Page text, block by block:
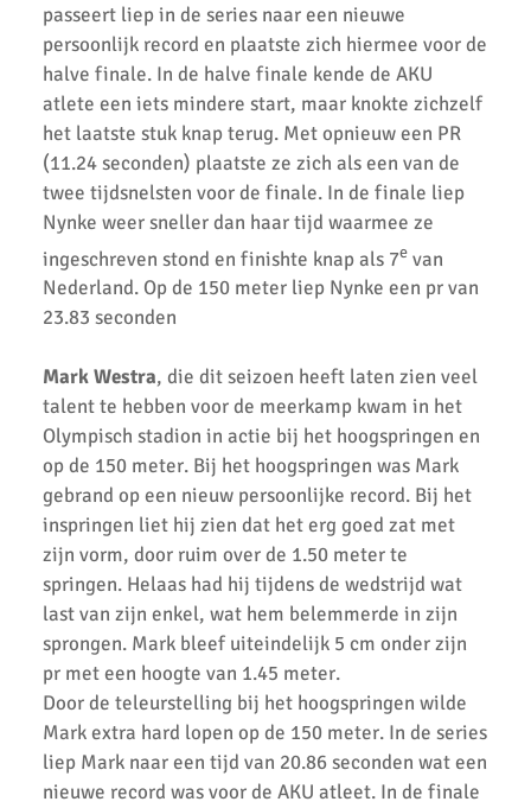
AKU Uithoorn Clubkampioenschappen 2021
Pupillen Finale 2021
Record aantal AKU atleten geplaatst voor competitie finale.
Goede oogst in Amsterdam voor AKU junioren
Onderlinge Competitie 5 Juni 2021
Pupillencompetitie bij AKU groot succes
Virtuele wedstrijd AKU junioren geslaagd!
AH Jos van den Berg kidsrun in winterse kou bij AKU
Succesvolle Interne Cross Competitie AKU
3e AKU Corona Cross
2e AKU Corona Cross
1e AKU Corona Cross
Veel enthousiaste kinderen op AKU Open Dag 2020
AKU-atleten laten zich zien bij de finale van de crosscompetitie
De Springschans winnaar wisselbeker GeZZinsloop Uithoorns
Mooiste 2020
Geweldige crosscompetitie bij AKU
passeert liep in de series naar een nieuwe
persoonlijk record en plaatste zich hiermee voor de
halve finale. In de halve finale kende de AKU
atlete een iets mindere start, maar knokte zichzelf
het laatste stuk knap terug. Met opnieuw een PR
(11.24 seconden) plaatste ze zich als een van de
twee tijdsnelsten voor de finale. In de finale liep
Nynke weer sneller dan haar tijd waarmee ze
ingeschreven stond en finishte knap als 7e van
Nederland. Op de 150 meter liep Nynke een pr van
23.83 seconden
Mark Westra, die dit seizoen heeft laten zien veel
talent te hebben voor de meerkamp kwam in het
Olympisch stadion in actie bij het hoogspringen en
op de 150 meter. Bij het hoogspringen was Mark
gebrand op een nieuw persoonlijke record. Bij het
inspringen liet hij zien dat het erg goed zat met
zijn vorm, door ruim over de 1.50 meter te
springen. Helaas had hij tijdens de wedstrijd wat
last van zijn enkel, wat hem belemmerde in zijn
sprongen. Mark bleef uiteindelijk 5 cm onder zijn
pr met een hoogte van 1.45 meter.
Door de teleurstelling bij het hoogspringen wilde
Mark extra hard lopen op de 150 meter. In de series
liep Mark naar een tijd van 20.86 seconden wat een
nieuwe record was voor de AKU atleet. In de finale